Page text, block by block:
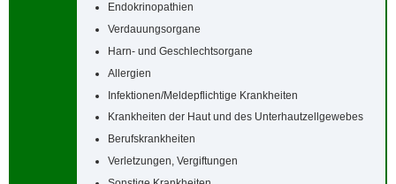
Endokrinopathien
Verdauungsorgane
Harn- und Geschlechtsorgane
Allergien
Infektionen/‌Meldepflichtige Krankheiten
Krankheiten der Haut und des Unterhautzellgewebes
Berufskrankheiten
Verletzungen, Vergiftungen